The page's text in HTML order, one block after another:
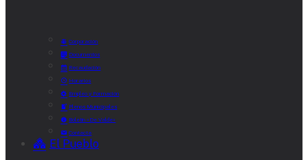
Corporación
Documentos
Recaudación
Horarios
Empleo y Formación
Plenos Municipales
Boletín «De Valde»
Contacta
El Pueblo